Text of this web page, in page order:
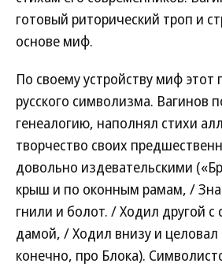
готовый риторический троп и
основе миф.
По своему устройству миф
русского символизма. Вагинов
генеалогию, наполнял стихи
творчество своих
довольно издевательскими
крыш и по оконным рамам, /
гнили и болот. / Ходил другой с
дамой, / Ходил внизу и
конечно, про Блока).